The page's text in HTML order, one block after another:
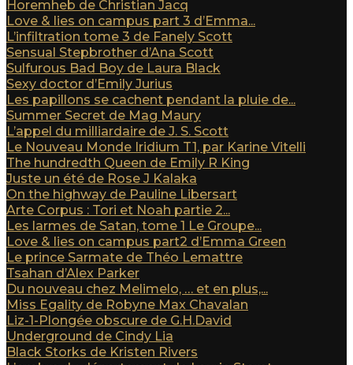
Horemheb de Christian Jacq
Love & lies on campus part 3 d’Emma...
L’infiltration tome 3 de Fanely Scott
Sensual Stepbrother d’Ana Scott
Sulfurous Bad Boy de Laura Black
Sexy doctor d’Emily Jurius
Les papillons se cachent pendant la pluie de...
Summer Secret de Mag Maury
L’appel du milliardaire de J. S. Scott
Le Nouveau Monde Iridium T1, par Karine Vitelli
The hundredth Queen de Emily R King
Juste un été de Rose J Kalaka
On the highway de Pauline Libersart
Arte Corpus : Tori et Noah partie 2...
Les larmes de Satan, tome 1 Le Groupe...
Love & lies on campus part2 d’Emma Green
Le prince Sarmate de Théo Lemattre
Tsahan d’Alex Parker
Du nouveau chez Melimelo, … et en plus,...
Miss Egality de Robyne Max Chavalan
Liz-1-Plongée obscure de G.H.David
Underground de Cindy Lia
Black Storks de Kristen Rivers